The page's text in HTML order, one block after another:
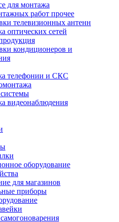
для монтажа
работ прочее
телевизионных антенн
оптических сетей
кондиционеров и
телефонии и СКС
видеонаблюдения
оборудование
для магазинов
приборы